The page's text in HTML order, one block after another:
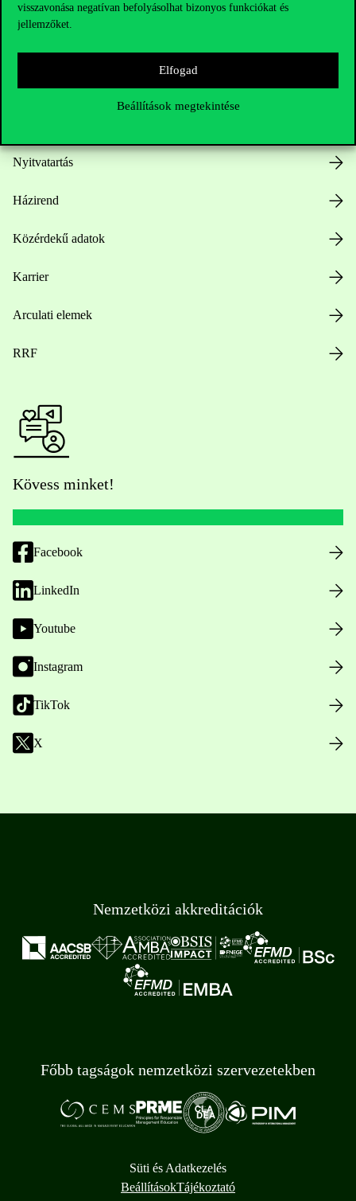
visszavonása negatívan befolyásolhat bizonyos funkciókat és
jellemzőket.
Elfogad
Beállítások megtekintése
Hasznos linkek
Nyitvatartás
Házirend
Közérdekű adatok
Karrier
Arculati elemek
RRF
Kövess minket!
Facebook
LinkedIn
Youtube
Instagram
TikTok
X
Nemzetközi akkreditációk
Főbb tagságok nemzetközi szervezetekben
Süti és Adatkezelés
BeállításokTájékoztató